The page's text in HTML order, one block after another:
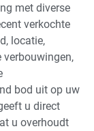
met diverse
verkochte
locatie,
verbouwingen,
bod uit op uw
u direct
u overhoudt